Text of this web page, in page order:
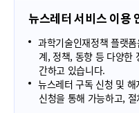
정
플
뉴스레터 서비스 이용
과학기술인재정책 플랫
계, 정책, 동향 등 다양한
간하고 있습니다.
뉴스레터 구독 신청 및 해
신청을 통해 가능하고,